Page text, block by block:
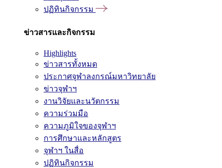
ปฏิทินกิจกรรม
ข่าวสารและกิจกรรม
Highlights
ข่าวสารทั้งหมด
ประกาศจุฬาลงกรณ์มหาวิทยาลัย
ข่าวจุฬาฯ
งานวิจัยและนวัตกรรม
ความร่วมมือ
ความภูมิใจของจุฬาฯ
การศึกษาและหลักสูตร
จุฬาฯ ในสื่อ
ปฏิทินกิจกรรม